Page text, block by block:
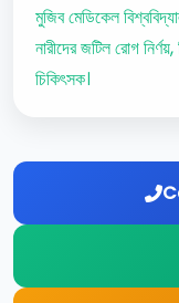
মুজিব মেডিকেল
নারীদের জটিল রোগ
চিকিৎসক।